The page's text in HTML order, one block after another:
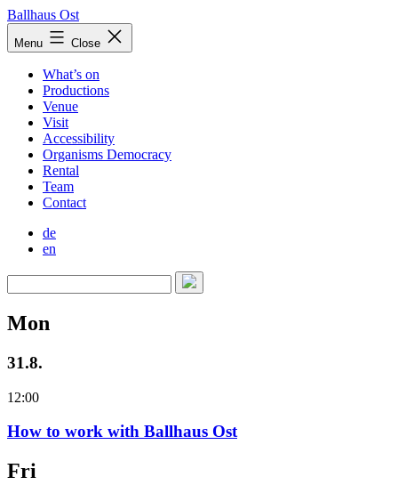
Skip
to
content
Ballhaus Ost
Ballhaus
Ost
Menu Close
What’s on
Productions
Venue
Visit
Accessibility
Organisms Democracy
Rental
Team
Contact
de
en
Mon
31.8.
12:00
How to work with Ballhaus Ost
Fri